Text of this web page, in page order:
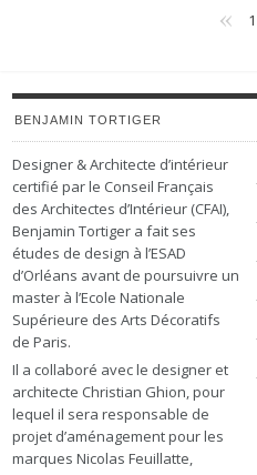
« 1
BENJAMIN TORTIGER
Designer & Architecte d’intérieur
certifié par le Conseil Français
des Architectes d’Intérieur (CFAI),
Benjamin Tortiger a fait ses
études de design à l’ESAD
d’Orléans avant de poursuivre un
master à l’Ecole Nationale
Supérieure des Arts Décoratifs
de Paris.
Il a collaboré avec le designer et
architecte Christian Ghion, pour
lequel il sera responsable de
projet d’aménagement pour les
marques Nicolas Feuillatte,